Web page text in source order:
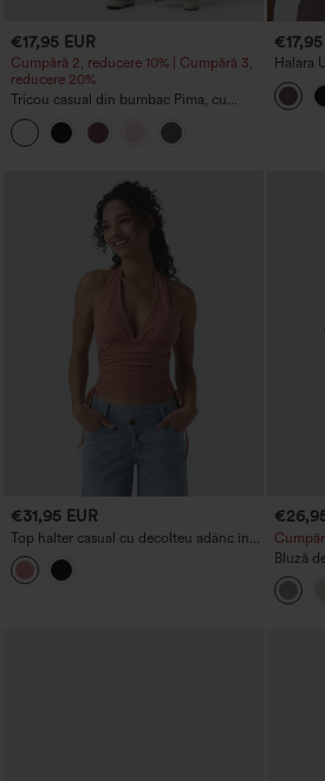
€17,95 EUR
Cumpără 2, reducere 10% | Cumpără 3,
reducere 20%
Tricou casual din bumbac Pima, cu
mâneci scurte și decolteu tip barcă
Halara
yoga,
răsucite
€31,95 EUR
Top halter casual cu decolteu adânc în
V, spate gol, cu fronseuri și șnur reglabil
Bluză
V și